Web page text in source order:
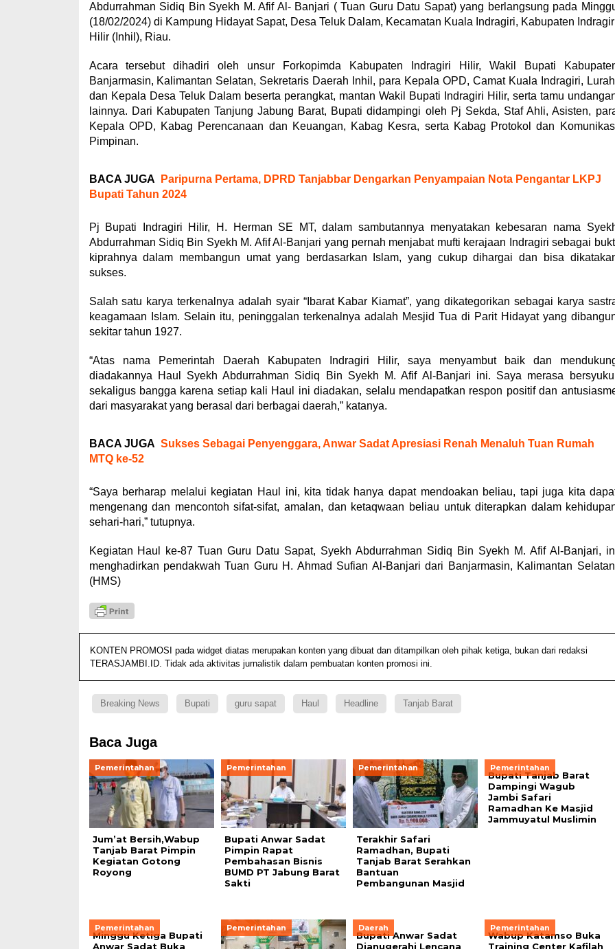
Abdurrahman Sidiq Bin Syekh M. Afif Al- Banjari ( Tuan Guru Datu Sapat) yang berlangsung pada
(18/02/2024) di Kampung Hidayat Sapat, Desa Teluk Dalam, Kecamatan Kuala Indragiri, Kabupaten
Hilir (Inhil), Riau.
Acara tersebut dihadiri oleh unsur Forkopimda Kabupaten Indragiri Hilir, Wakil Bupati
Banjarmasin, Kalimantan Selatan, Sekretaris Daerah Inhil, para Kepala OPD, Camat Kuala Indragiri,
dan Kepala Desa Teluk Dalam beserta perangkat, mantan Wakil Bupati Indragiri Hilir, serta tamu
lainnya. Dari Kabupaten Tanjung Jabung Barat, Bupati didampingi oleh Pj Sekda, Staf Ahli, Asisten,
Kepala OPD, Kabag Perencanaan dan Keuangan, Kabag Kesra, serta Kabag Protokol dan
Pimpinan.
BACA JUGA
Paripurna Pertama, DPRD Tanjabbar Dengarkan Penyampaian Nota Pengantar LKPJ
Bupati Tahun 2024
Pj Bupati Indragiri Hilir, H. Herman SE MT, dalam sambutannya menyatakan kebesaran nama
Abdurrahman Sidiq Bin Syekh M. Afif Al-Banjari yang pernah menjabat mufti kerajaan Indragiri sebagai
kiprahnya dalam membangun umat yang berdasarkan Islam, yang cukup dihargai dan bisa
sukses.
Salah satu karya terkenalnya adalah syair “Ibarat Kabar Kiamat”, yang dikategorikan sebagai karya
keagamaan Islam. Selain itu, peninggalan terkenalnya adalah Mesjid Tua di Parit Hidayat yang
sekitar tahun 1927.
“Atas nama Pemerintah Daerah Kabupaten Indragiri Hilir, saya menyambut baik dan
diadakannya Haul Syekh Abdurrahman Sidiq Bin Syekh M. Afif Al-Banjari ini. Saya merasa
sekaligus bangga karena setiap kali Haul ini diadakan, selalu mendapatkan respon positif dan
dari masyarakat yang berasal dari berbagai daerah,” katanya.
BACA JUGA Sukses Sebagai Penyenggara, Anwar Sadat Apresiasi Renah Menaluh Tuan Rumah
MTQ ke-52
“Saya berharap melalui kegiatan Haul ini, kita tidak hanya dapat mendoakan beliau, tapi juga kita
mengenang dan mencontoh sifat-sifat, amalan, dan ketaqwaan beliau untuk diterapkan dalam
sehari-hari,” tutupnya.
Kegiatan Haul ke-87 Tuan Guru Datu Sapat, Syekh Abdurrahman Sidiq Bin Syekh M. Afif Al-Banjari,
menghadirkan pendakwah Tuan Guru H. Ahmad Sufian Al-Banjari dari Banjarmasin, Kalimantan
(HMS)
KONTEN PROMOSI pada widget diatas merupakan konten yang dibuat dan ditampilkan oleh pihak ketiga, bukan dari redaksi
TERASJAMBI.ID. Tidak ada aktivitas jurnalistik dalam pembuatan konten promosi ini.
Breaking News Bupati guru sapat Haul Headline Tanjab Barat
Baca Juga
Pemerintahan
Jum’at Bersih,Wabup
Tanjab Barat Pimpin
Kegiatan Gotong
Royong
Pemerintahan
Bupati Anwar Sadat
Pimpin Rapat
Pembahasan Bisnis
BUMD PT Jabung Barat
Sakti
Pemerintahan
Terakhir Safari
Ramadhan, Bupati
Tanjab Barat Serahkan
Bantuan
Pembangunan Masjid
Pemerintahan
Bupati Tanjab Barat
Dampingi Wagub
Jambi Safari
Ramadhan Ke Masjid
Jammuyatul Muslimin
Pemerintahan
Minggu Ketiga Bupati
Anwar Sadat Buka
Pemerintahan Daerah
Bupati Anwar Sadat
Dianugerahi Lencana
Pemerintahan
Wabup Katamso Buka
Training Center Kafilah